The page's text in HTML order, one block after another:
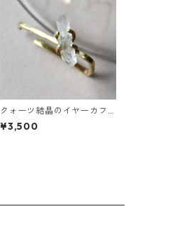
クォーツ結晶のイヤーカフ
（インダストリアル風）
¥3,500